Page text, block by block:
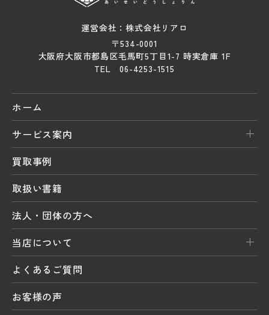
運営会社：株式会社リアロ
〒534-0001
大阪府大阪市都島区毛馬町5丁目1-7 時実倉庫 1F
TEL 06-4253-1515
ホーム
サービス案内
買取事例
取扱い書籍
法人・団体の方へ
当店について
よくあるご質問
お客様の声